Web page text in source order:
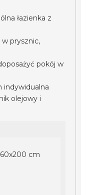
łazienka z
prysznic,
pokój w
indywidualna
olejowy i
cm